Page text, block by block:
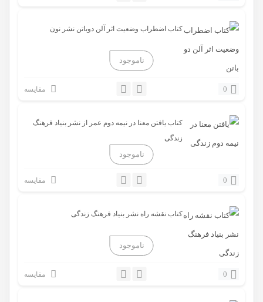
کتاب اضطراب وضعیت اثر آلن دوباتن نشر نون
0 مقایسه
کتاب یافتن معنا در نیمه دوم عمر از نشر بنیاد فرهنگ
زندگی
0 مقایسه
کتاب نقشه راه نشر بنیاد فرهنگ زندگی
0 مقایسه